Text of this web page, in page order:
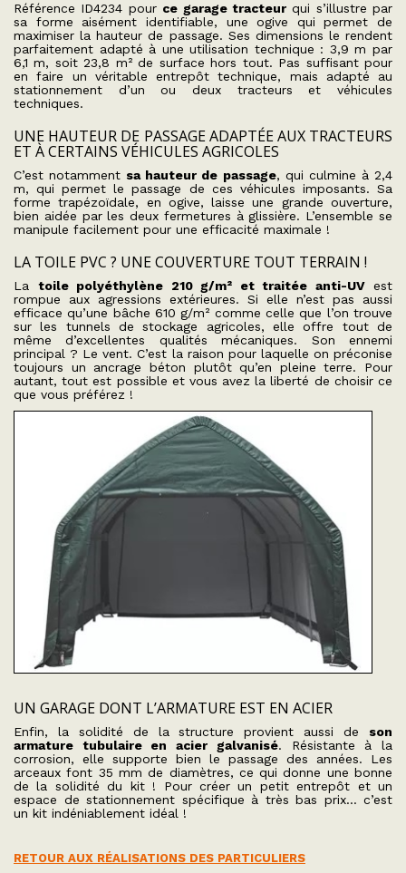
Référence ID4234 pour ce garage tracteurqui s’illustre par
sa forme aisément identifiable, une ogive qui permet de
maximiser la hauteur de passage. Ses dimensions le rendent
parfaitement adapté à une utilisation technique : 3,9 m par
6,1 m, soit 23,8 m² de surface hors tout. Pas suffisant pour
en faire un véritable entrepôt technique, mais adapté au
stationnement d’un ou deux tracteurs et véhicules
techniques.
UNE HAUTEUR DE PASSAGE ADAPTÉE AUX TRACTEURS
ET À CERTAINS VÉHICULES AGRICOLES
C’est notamment sa hauteur de passage, qui culmine à 2,4
m, qui permet le passage de ces véhicules imposants. Sa
forme trapézoïdale, en ogive, laisse une grande ouverture,
bien aidée par les deux fermetures à glissière. L’ensemble se
manipule facilement pour une efficacité maximale !
LA TOILE PVC ? UNE COUVERTURE TOUT TERRAIN !
La toile polyéthylène 210 g/m² et traitée anti-UVest
rompue aux agressions extérieures. Si elle n’est pas aussi
efficace qu’une bâche 610 g/m² comme celle que l’on trouve
sur les tunnels de stockage agricoles, elle offre tout de
même d’excellentes qualités mécaniques. Son ennemi
principal ? Le vent. C’est la raison pour laquelle on préconise
toujours un ancrage béton plutôt qu’en pleine terre. Pour
autant, tout est possible et vous avez la liberté de choisir ce
que vous préférez !
UN GARAGE DONT L’ARMATURE EST EN ACIER
Enfin, la solidité de la structure provient aussi de son
armature tubulaire en acier galvanisé. Résistante à la
corrosion, elle supporte bien le passage des années. Les
arceaux font 35 mm de diamètres, ce qui donne une bonne
de la solidité du kit ! Pour créer un petit entrepôt et un
espace de stationnement spécifique à très bas prix… c’est
un kit indéniablement idéal !
RETOUR AUX RÉALISATIONS DES PARTICULIERS